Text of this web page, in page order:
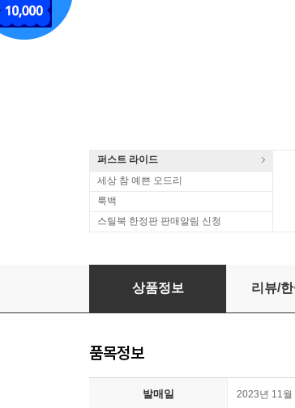
퍼스트 라이드
세상 참 예쁜 오드리
룩백
스틸북 한정판 판매알림 신청
브람스: 클라리넷 소나타 1 & 2번
상품정보 리뷰/
품목정보
발매일 2023년 11월